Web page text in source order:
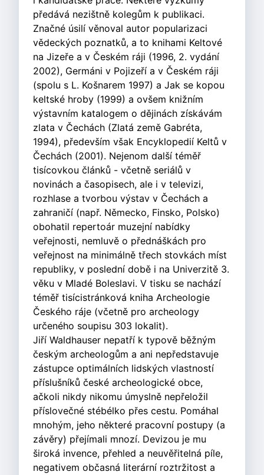
předává nezištně kolegům k publikaci.
Značné úsilí věnoval autor popularizaci
vědeckých poznatků, a to knihami Keltové
na Jizeře a v Českém ráji (1996, 2. vydání
2002), Germáni v Pojizeří a v Českém ráji
(spolu s L. Košnarem 1997) a Jak se kopou
keltské hroby (1999) a ovšem knižním
výstavním katalogem o dějinách získávám
zlata v Čechách (Zlatá země Gabréta,
1994), především však Encyklopedií Keltů v
Čechách (2001). Nejenom další téměř
tisícovkou článků - včetně seriálů v
novinách a časopisech, ale i v televizi,
rozhlase a tvorbou výstav v Čechách a
zahraničí (např. Německo, Finsko, Polsko)
obohatil repertoár muzejní nabídky
veřejnosti, nemluvě o přednáškách pro
veřejnost na minimálně třech stovkách míst
republiky, v poslední době i na Univerzitě 3.
věku v Mladé Boleslavi. V tisku se nachází
téměř tisícistránková kniha Archeologie
Českého ráje (včetně pro archeology
určeného soupisu 303 lokalit).
Jiří Waldhauser nepatří k typově běžným
českým archeologům a ani nepředstavuje
zástupce optimálních lidských vlastností
příslušníků české archeologické obce,
ačkoli nikdy nikomu úmyslně nepřeložil
příslovečné stébélko přes cestu. Pomáhal
mnohým, jeho některé pracovní postupy (a
závěry) přejímali mnozí. Devizou je mu
široká invence, přehled a neuvěřitelná píle,
negativem občasná literární roztržitost a